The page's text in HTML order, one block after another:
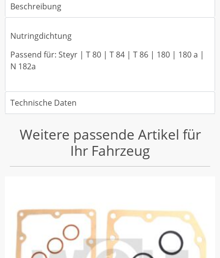
Beschreibung
Nutringdichtung
Passend für: Steyr | T 80 | T 84 | T 86 | 180 | 180 a |
N 182a
Technische Daten
Weitere passende Artikel für
Ihr Fahrzeug